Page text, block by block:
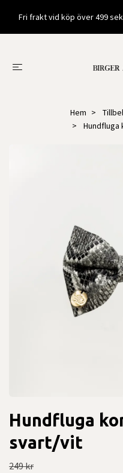
Fri frakt vid köp över 499 sek
Hem
Hundfluga
svart/vit
249 kr